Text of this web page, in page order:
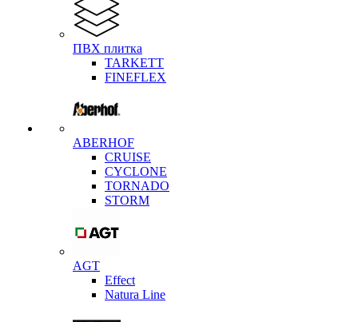
ПВХ плитка
TARKETT
FINEFLEX
ABERHOF
CRUISE
CYCLONE
TORNADO
STORM
AGT
Effect
Natura Line